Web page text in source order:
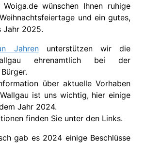
wünschen Ihnen ruhige
und ein gutes,
Jahr 2025.
Jahrenunterstützen wir die
ehrenamtlich bei der
über aktuelle Vorhaben
ist uns wichtig, hier einige
Jahr 2024.
finden Sie unter den Links.
gab es 2024 einige Beschlüsse